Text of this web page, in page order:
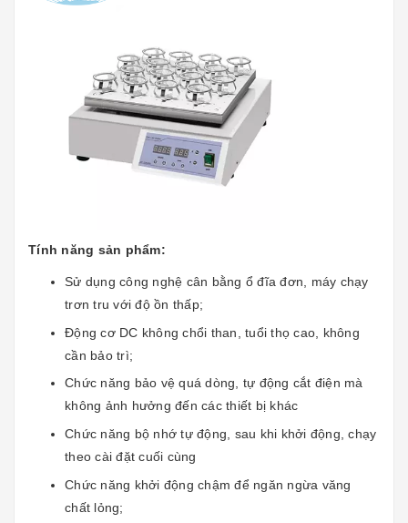
Tính năng sản phẩm:
Sử dụng công nghệ cân bằng ổ đĩa đơn, máy chạy
trơn tru với độ ồn thấp;
Động cơ DC không chổi than, tuổi thọ cao, không
cần bảo trì;
Chức năng bảo vệ quá dòng, tự động cắt điện mà
không ảnh hưởng đến các thiết bị khác
Chức năng bộ nhớ tự động, sau khi khởi động, chạy
theo cài đặt cuối cùng
Chức năng khởi động chậm để ngăn ngừa văng
chất lỏng;